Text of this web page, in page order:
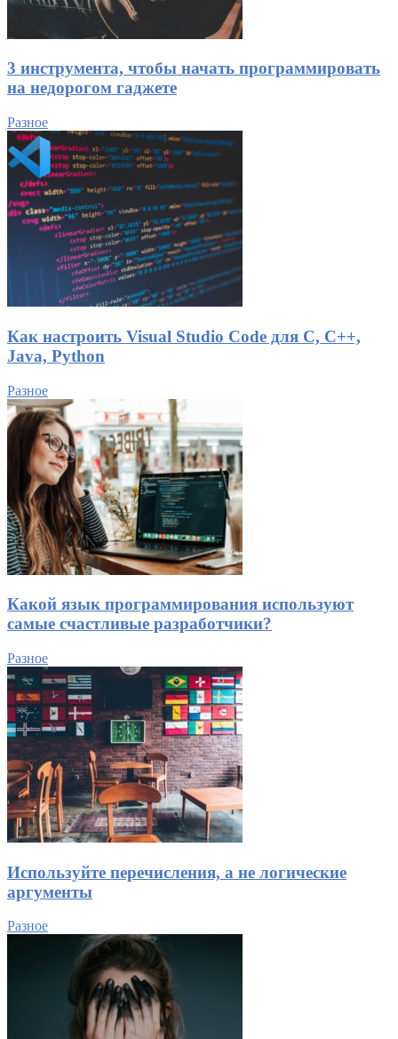
3 инструмента, чтобы начать программировать
на недорогом гаджете
Разное
Как настроить Visual Studio Code для C, C++,
Java, Python
Разное
Какой язык программирования используют
самые счастливые разработчики?
Разное
Используйте перечисления, а не логические
аргументы
Разное